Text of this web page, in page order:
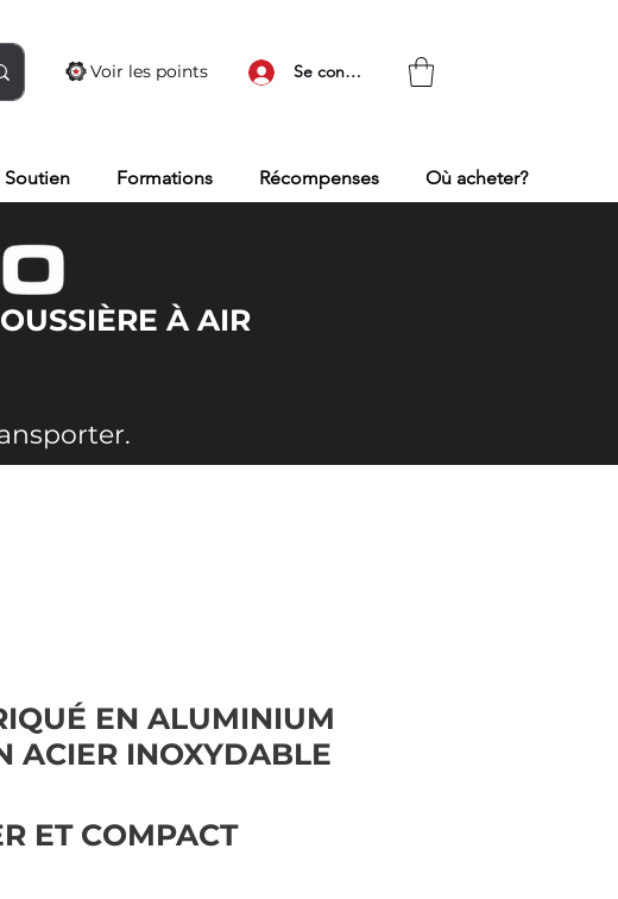
Voir les points Se connecter
Soutien Formations Récompenses Où acheter?
À AIR
EN ALUMINIUM
ACIER INOXYDABLE
ET COMPACT